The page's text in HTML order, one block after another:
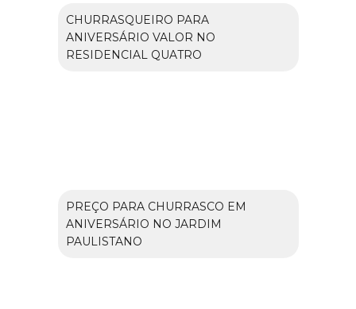
CHURRASQUEIRO PARA
ANIVERSÁRIO VALOR NO
RESIDENCIAL QUATRO
PREÇO PARA CHURRASCO EM
ANIVERSÁRIO NO JARDIM
PAULISTANO